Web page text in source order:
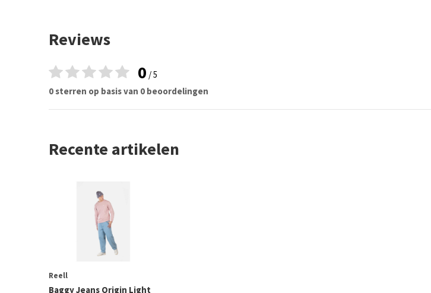
Reviews
0 / 5
0 sterren op basis van 0 beoordelingen
Recente artikelen
Reell
Baggy Jeans Origin Light